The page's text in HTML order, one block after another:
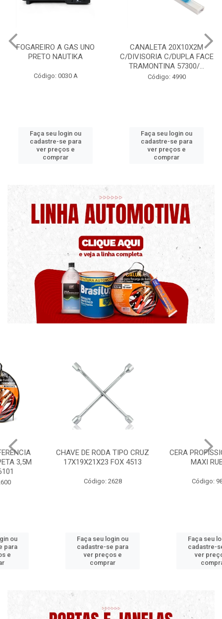
FOGAREIRO A GAS UNO
PRETO NAUTIKA
Código: 0030 A
Faça seu login ou
cadastre-se para
ver preços e
comprar
CANALETA 20X10X2M
C/DIVISORIA C/DUPLA FACE
TRAMONTINA 57300/...
Código: 4990
Faça seu login ou
cadastre-se para
ver preços e
comprar
CHAVE DE RODA TIPO CRUZ
17X19X21X23 FOX 4513
Faça seu login ou
cadastre-se para
CERA PROFISSIONAL 200G
Faça seu login ou
cadastre-se para